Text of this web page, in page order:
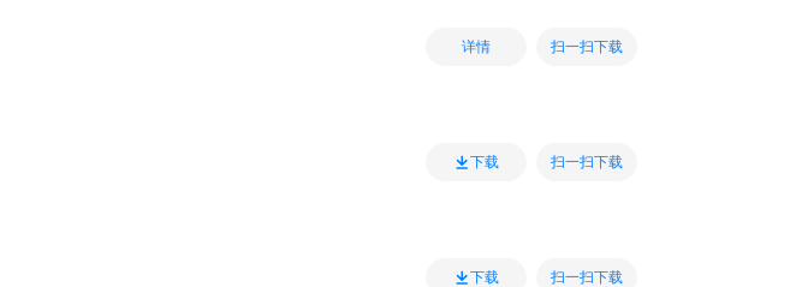
详情 扫一扫下载
下载 扫一扫下载
下载 扫一扫下载